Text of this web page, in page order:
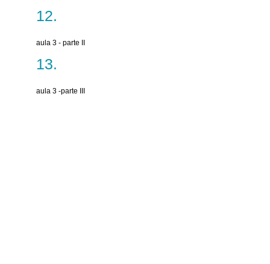
aula 3 - parte II
aula 3 -parte III